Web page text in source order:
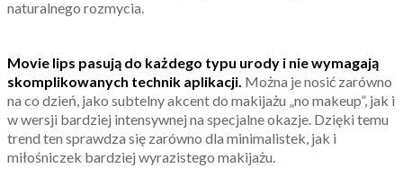
naturalnego rozmycia.
Movie lips pasują do każdego typu urody i nie wymagają
skomplikowanych technik aplikacji. Można je nosić zarówno
na co dzień, jako subtelny akcent do makijażu „no makeup”, jak i
w wersji bardziej intensywnej na specjalne okazje. Dzięki temu
trend ten sprawdza się zarówno dla minimalistek, jak i
miłośniczek bardziej wyrazistego makijażu.